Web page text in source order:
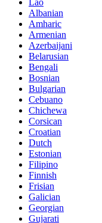
Albanian
Amharic
Armenian
Azerbaijani
Belarusian
Bengali
Bosnian
Bulgarian
Cebuano
Chichewa
Corsican
Croatian
Dutch
Estonian
Filipino
Finnish
Frisian
Galician
Georgian
Gujarati